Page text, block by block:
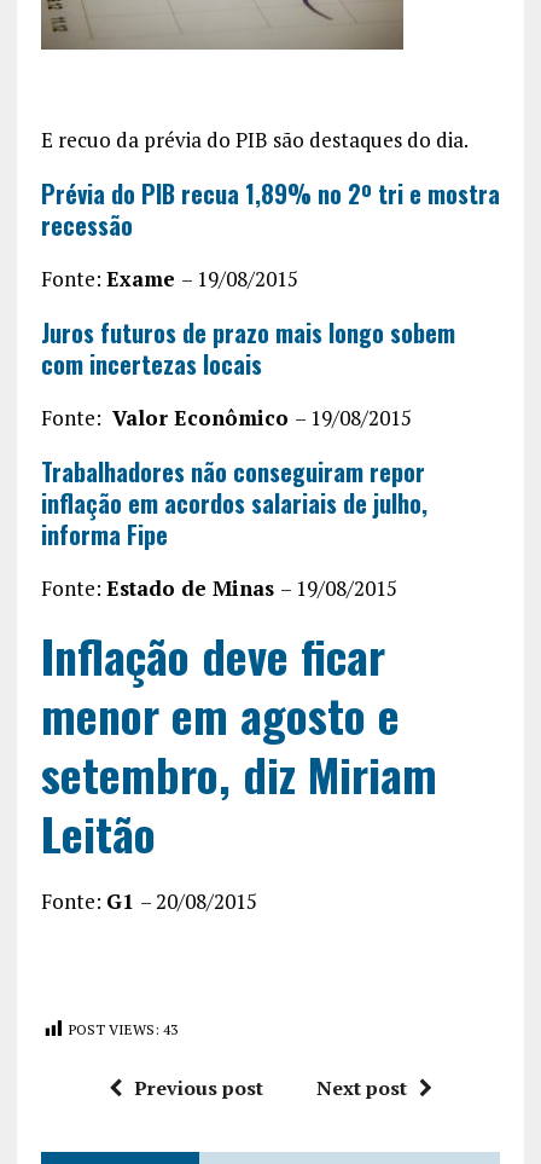
E recuo da prévia do PIB são destaques do dia.
Prévia do PIB recua 1,89% no 2º tri e mostra
recessão
Fonte: Exame – 19/08/2015
Juros futuros de prazo mais longo sobem
com incertezas locais
Fonte: Valor Econômico – 19/08/2015
Trabalhadores não conseguiram repor
inflação em acordos salariais de julho,
informa Fipe
Fonte: Estado de Minas – 19/08/2015
Inflação deve ficar
menor em agosto e
setembro, diz Miriam
Leitão
Fonte: G1 – 20/08/2015
POST VIEWS: 43
Previous post Next post